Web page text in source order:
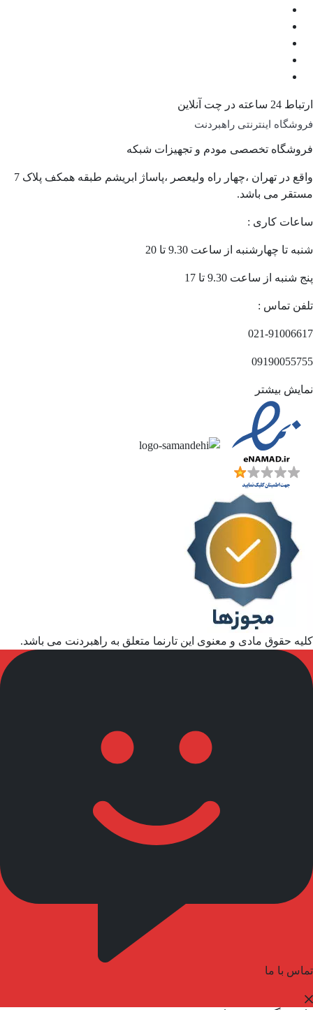
ارتباط 24 ساعته در چت آنلاین
فروشگاه اینترنتی راهبردنت
فروشگاه تخصصی مودم و تجهیزات شبکه
واقع در تهران ،چهار راه ولیعصر ،پاساژ ابریشم طبقه همکف پلاک 7
مستقر می باشد.
ساعات کاری :
شنبه تا چهارشنبه از ساعت 9.30 تا 20
پنج شنبه از ساعت 9.30 تا 17
تلفن تماس :
021-91006617
09190055755
نمایش بیشتر
کلیه حقوق مادی و معنوی این تارنما متعلق به راهبردنت می باشد.
تماس با ما